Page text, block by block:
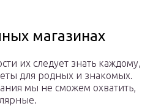
магазинах
их следует знать каждому,
для родных и знакомых.
мы не сможем охватить,